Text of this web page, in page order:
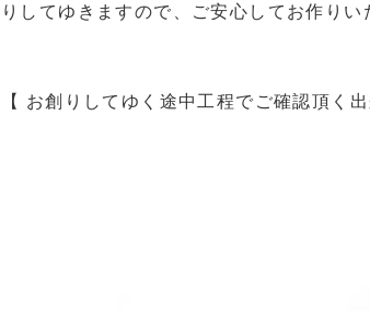
りしてゆきますので、ご安心してお作りい
【 お創りしてゆく途中工程でご確認頂く